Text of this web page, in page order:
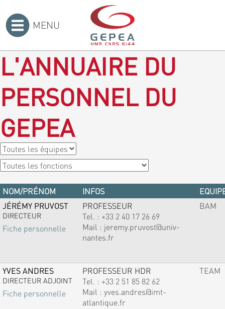
MENU
L'ANNUAIRE DU
PERSONNEL DU
GEPEA
NOM/PRÉNOM INFOS
JÉRÉMY PRUVOST
DIRECTEUR
Fiche personnelle
PROFESSEUR
Tel. : +33 2 40 17 26 69
Mail : jeremy.pruvost@univ-
nantes.fr
BAM
YVES ANDRES
DIRECTEUR ADJOINT
Fiche personnelle
PROFESSEUR HDR
Tel. : +33 2 51 85 82 62
Mail : yves.andres@imt-
atlantique.fr
TEAM